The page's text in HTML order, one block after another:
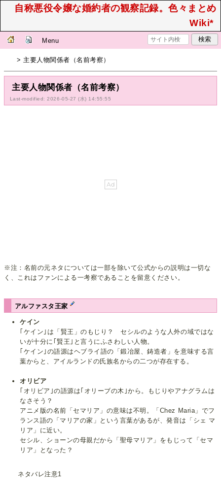
自称悪役令嬢な婚約者の観察記録。色々まとめ
Wiki*
Menu
> 主要人物関係者（名前考察）
主要人物関係者（名前考察）
Last-modified: 2026-05-27 (水) 14:55:55
※注：名前の元ネタについては一部を除いて公式からの説明は一切な
く、これはファンによる一考察であることを留意ください。
アルファスタ王家
ケイン
｢ケイン｣は「賢王」のもじり？ セシルのような人外の域ではな
いが十分に｢賢王｣と言うにふさわしい人物。
｢ケイン｣の語源はヘブライ語の「鍛冶屋、鋳造者」を意味する言
葉からと、アイルランドの氏族名からの二つが存在する。
オリビア
｢オリビア｣の語源は｢オリーブの木｣から。もじりやアナグラムは
なさそう？
アニメ版の名前「セマリア」の意味は不明。「Chez Maria」でフ
ランス語の「マリアの家」という言葉があるが、発音は「シェ マ
リア」に近い。
セシル、ショーンの母親だから「聖母マリア」をもじって「セマ
リア」となった？
ネタバレ注意1